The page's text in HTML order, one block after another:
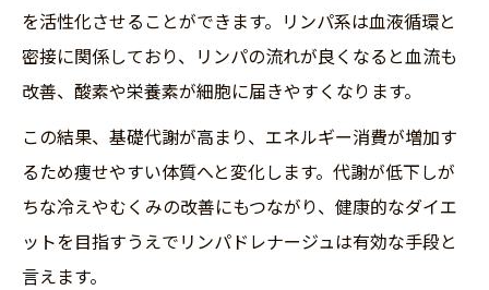
を活性化させることができます。リンパ系は血液循環と
密接に関係しており、リンパの流れが良くなると血流も
改善、酸素や栄養素が細胞に届きやすくなります。
この結果、基礎代謝が高まり、エネルギー消費が増加す
るため痩せやすい体質へと変化します。代謝が低下しが
ちな冷えやむくみの改善にもつながり、健康的なダイエ
ットを目指すうえでリンパドレナージュは有効な手段と
言えます。